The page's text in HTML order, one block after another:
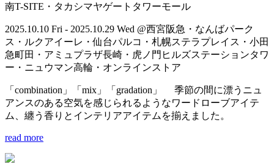
南T-SITE・タカシマヤゲートタワーモール
2025.10.10 Fri - 2025.10.29 Wed @西宮阪急・なんばパーク
ス・ルクアイーレ・仙台パルコ・札幌ステラプレイス・小田
急町田・アミュプラザ長崎・虎ノ門ヒルズステーションタワ
ー・ニュウマン高輪・オンラインストア
「combination」「mix」「gradation」 季節の間に漂うニュ
アンスのある空気を感じられるようなワードローブアイテ
ム、纏う香りとインテリアアイテムを揃えました。
read more